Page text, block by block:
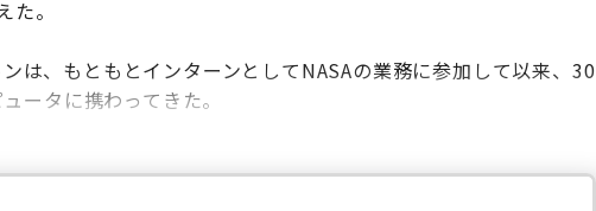
。
は、もともとインターンとしてNASAの業務に参加して以来、30
ータに携わってきた。